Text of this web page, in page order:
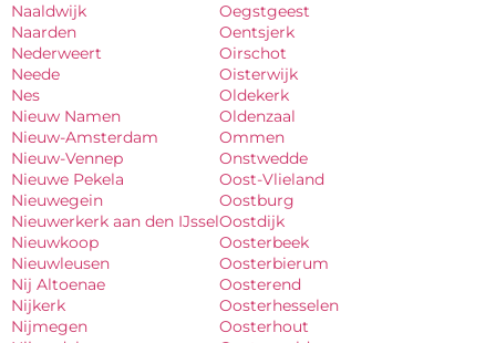
Naaldwijk
Naarden
Nederweert
Neede
Nes
Nieuw Namen
Nieuw-Amsterdam
Nieuw-Vennep
Nieuwe Pekela
Nieuwegein
Nieuwerkerk aan den IJssel
Nieuwkoop
Nieuwleusen
Nij Altoenae
Nijkerk
Nijmegen
Oegstgeest
Oentsjerk
Oirschot
Oisterwijk
Oldekerk
Oldenzaal
Ommen
Onstwedde
Oost-Vlieland
Oostburg
Oostdijk
Oosterbeek
Oosterbierum
Oosterend
Oosterhesselen
Oosterhout